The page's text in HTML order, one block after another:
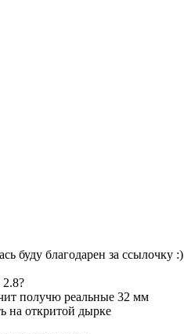
буду благодарен за ссылочку :)
получю реальные 32 мм
на откритой дырке